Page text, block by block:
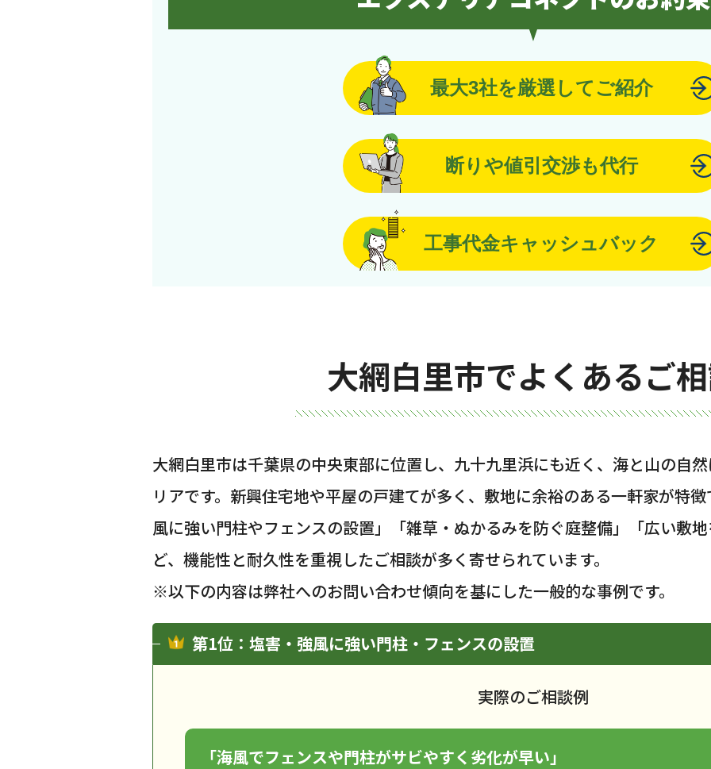
最大3社を厳選してご紹介
断りや値引交渉も代行
工事代金キャッシュバック
大網白里市でよくあるご
大網白里市は千葉県の中央東部に位置し、九十九里浜にも近く、海と山の自
リアです。新興住宅地や平屋の戸建てが多く、敷地に余裕のある一軒家が特
風に強い門柱やフェンスの設置」「雑草・ぬかるみを防ぐ庭整備」「広い敷
ど、機能性と耐久性を重視したご相談が多く寄せられています。
※以下の内容は弊社へのお問い合わせ傾向を基にした一般的な事例です。
第1位：塩害・強風に強い門柱・フェンスの設置
実際のご相談例
「海風でフェンスや門柱がサビやすく劣化が早い」